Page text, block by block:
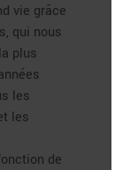
vie grâce
qui nous
plus
les
les
de